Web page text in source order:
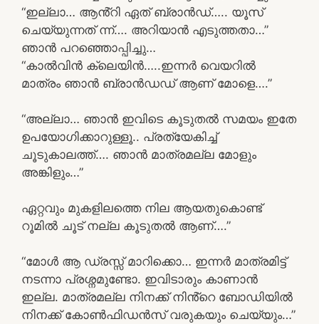
“ഇല്ലാ… ആൻ്റി ഏത് ബ്രാൻഡ്….. യൂസ്
ചെയ്യുന്നത് ന്ന്…. അറിയാൻ എടുത്തതാ…”
ഞാൻ പറഞ്ഞൊപ്പിച്ചു…
“കാൽവിൻ ക്ലെയിൻ…..ഇന്നർ വെയറിൽ
മാത്രം ഞാൻ ബ്രാൻഡഡ് ആണ് മോളെ….”
“അല്ലാ… ഞാൻ ഇവിടെ കൂടുതൽ സമയം ഇതേ
ഉപയോഗിക്കാറുള്ളൂ.. പ്രത്യേകിച്ച്
ചൂടുകാലത്ത്…. ഞാൻ മാത്രമല്ല മോളും
അങ്കിളും…”
ഏറ്റവും മുകളിലത്തെ നില ആയതുകൊണ്ട്
റൂമിൽ ചൂട് നല്ല കൂടുതൽ ആണ്….”
“മോൾ ആ ഡ്രസ്സ് മാറിക്കൊ… ഇന്നർ മാത്രമിട്ട്
നടന്നാ പ്രശ്നമുണ്ടോ. ഇവിടാരും കാണാൻ
ഇല്ല. മാത്രമല്ല നിനക്ക് നിൻ്റെ ബോഡിയിൽ
നിനക്ക് കോൺഫിഡൻസ് വരുകയും ചെയ്യും…”